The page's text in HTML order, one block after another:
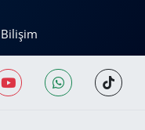
Bilişim